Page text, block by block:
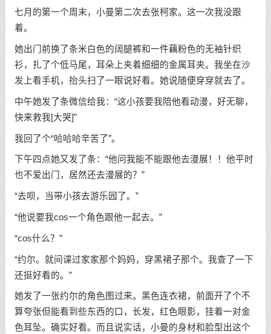
七月的第一个周末，小曼第二次去张柯家。这一次我没跟
着。
她出门前换了条米白色的阔腿裤和一件藕粉色的无袖针织
衫，扎了个低马尾，耳朵上夹着细细的金属耳夹。我坐在沙
发上看手机，抬头扫了一眼说好看。她说随便穿穿就去了。
中午她发了条微信给我：“这小孩要我陪他看动漫，好无聊，
快来救我[大哭]”
我回了个“哈哈哈辛苦了”。
下午四点她又发了条：“他问我能不能跟他去漫展！！他平时
也不爱出门，居然还去漫展的？”
“去呗，当带小孩去游乐园了。”
“他说要我cos一个角色跟他一起去。”
“cos什么？”
“约尔。就间谍过家家那个妈妈，穿黑裙子那个。我查了一下
还挺好看的。”
她发了一张约尔的角色图过来。黑色连衣裙，前面开了个不
算夸张但能看到些东西的口，长发，红色眼影，挂着一对金
色耳坠。确实好看。而且说实话，小曼的身材和脸型出这个